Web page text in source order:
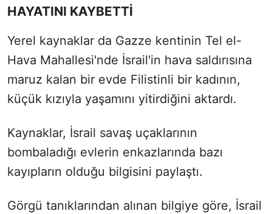
HAYATINI KAYBETTİ
Yerel kaynaklar da Gazze kentinin Tel el-
Hava Mahallesi'nde İsrail'in hava saldırısına
maruz kalan bir evde Filistinli bir kadının,
küçük kızıyla yaşamını yitirdiğini aktardı.
Kaynaklar, İsrail savaş uçaklarının
bombaladığı evlerin enkazlarında bazı
kayıpların olduğu bilgisini paylaştı.
Görgü tanıklarından alınan bilgiye göre, İsrail